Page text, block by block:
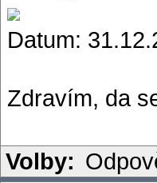
Datum:
Zdravím, da
Volby: